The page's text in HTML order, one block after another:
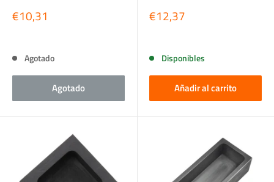
Precio
de
€10,31
Agotado
Agotado
Precio
de
€12,37
Disponibles
Añadir al carrito